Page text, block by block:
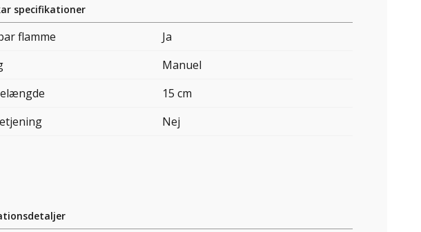
specifikationer
flamme
Ja
Manuel
15 cm
Nej